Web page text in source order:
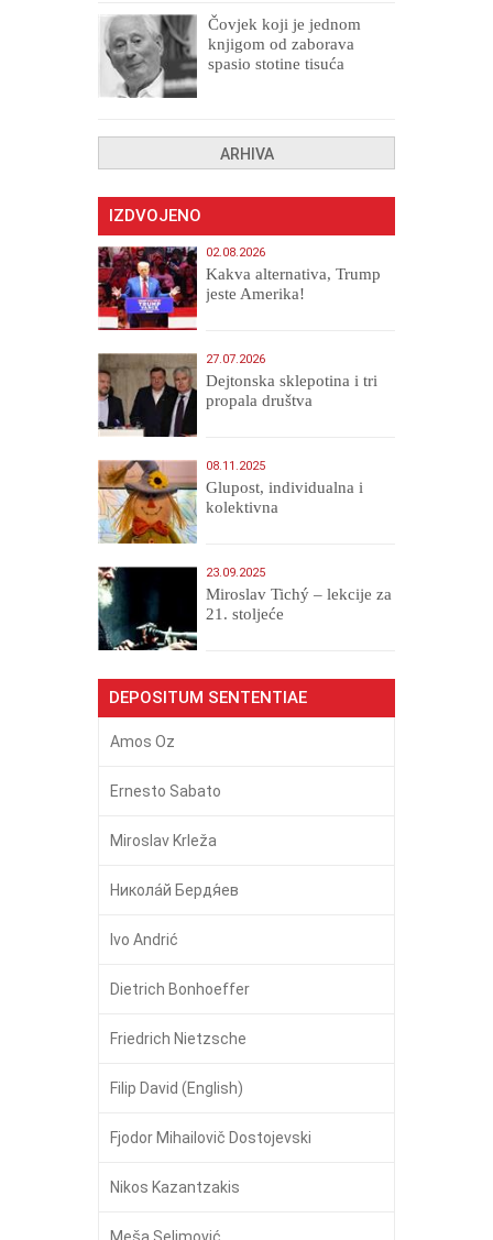
Čovjek koji je jednom
knjigom od zaborava
spasio stotine tisuća
ARHIVA
IZDVOJENO
02.08.2026
Kakva alternativa, Trump
jeste Amerika!
27.07.2026
Dejtonska sklepotina i tri
propala društva
08.11.2025
Glupost, individualna i
kolektivna
23.09.2025
Miroslav Tichý – lekcije za
21. stoljeće
DEPOSITUM SENTENTIAE
Amos Oz
Ernesto Sabato
Miroslav Krleža
Никола́й Бердя́ев
Ivo Andrić
Dietrich Bonhoeffer
Friedrich Nietzsche
Filip David (English)
Fjodor Mihailovič Dostojevski
Nikos Kazantzakis
Meša Selimović